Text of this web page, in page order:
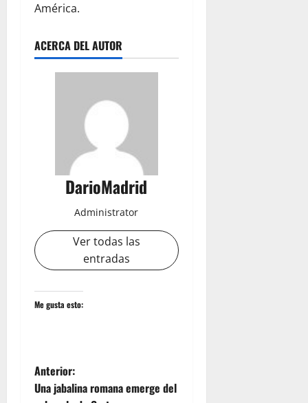
América.
ACERCA DEL AUTOR
DarioMadrid
Administrator
Ver todas las
entradas
Me gusta esto:
N
Anterior:
Una jabalina romana emerge del